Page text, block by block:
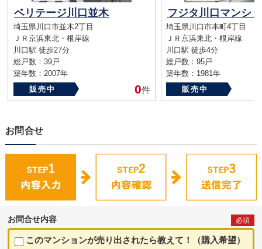
ベリテージ川口並木
埼玉県川口市並木2丁目
ＪＲ京浜東北・根岸線
川口駅 徒歩27分
総戸数：39戸
築年数：2007年
販売中
0件
フジタ川口マンシ
埼玉県川口市本町4丁目
ＪＲ京浜東北・根岸線
川口駅 徒歩4分
総戸数：95戸
築年数：1981年
販売中
お問合せ
お問合せ内容 必須
このマンションが売り出されたら教えて！（購入希望）